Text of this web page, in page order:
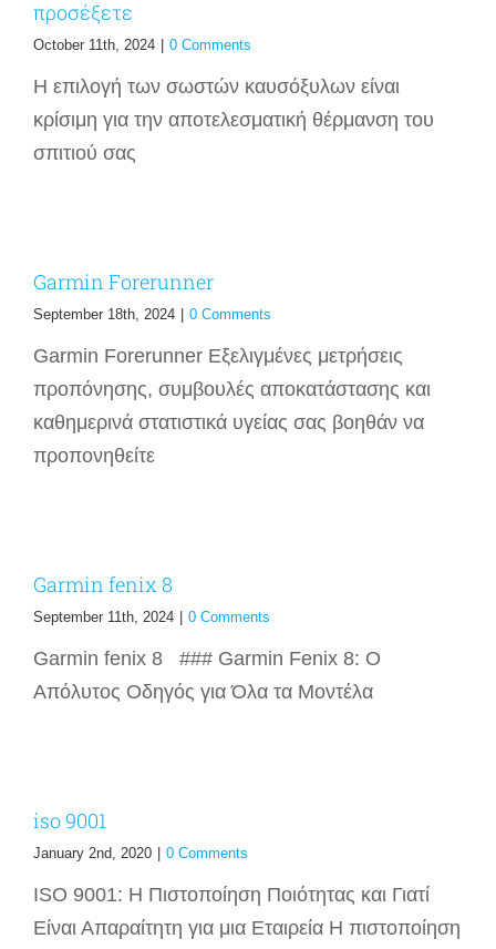
προσέξετε
October 11th, 2024 | 0 Comments
Η επιλογή των σωστών καυσόξυλων είναι
κρίσιμη για την αποτελεσματική θέρμανση του
σπιτιού σας
Garmin Forerunner
September 18th, 2024 | 0 Comments
Garmin Forerunner Εξελιγμένες μετρήσεις
προπόνησης, συμβουλές αποκατάστασης και
καθημερινά στατιστικά υγείας σας βοηθάν να
προπονηθείτε
Garmin fenix 8
September 11th, 2024 | 0 Comments
Garmin fenix 8 ### Garmin Fenix 8: Ο
Απόλυτος Οδηγός για Όλα τα Μοντέλα
iso 9001
January 2nd, 2020 | 0 Comments
ISO 9001: Η Πιστοποίηση Ποιότητας και Γιατί
Είναι Απαραίτητη για μια Εταιρεία Η πιστοποίηση